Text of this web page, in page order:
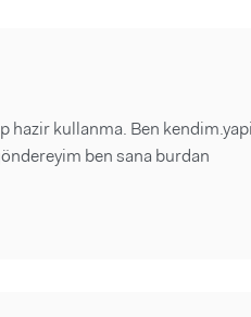
ve Yanıtlar
Makaleler
hazir kullanma. Ben
ben sana burdan